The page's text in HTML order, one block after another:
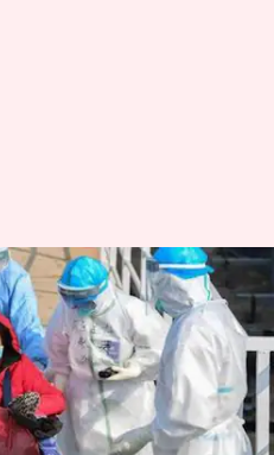
होने में कितना
pm